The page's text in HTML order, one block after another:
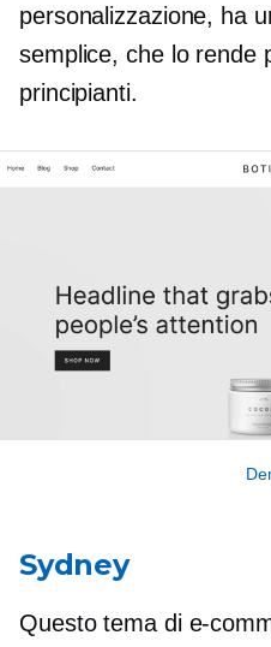
personalizzazione, ha
semplice, che lo rende
principianti.
Sydney
Questo tema di e-